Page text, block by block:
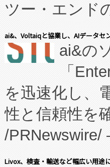
ツー・エンド
表しました。
たNeXは、
従来のフェッ
に、患者やサ
キー方式で拡
す。FCCM‑
ai&、Voltaiqと協業し、AIデータセ
ai&の
「
を迅速化し、
性と信頼性を
/PRNewswire/
会社エーアイ
Livox、検査・輸送など幅広い用途